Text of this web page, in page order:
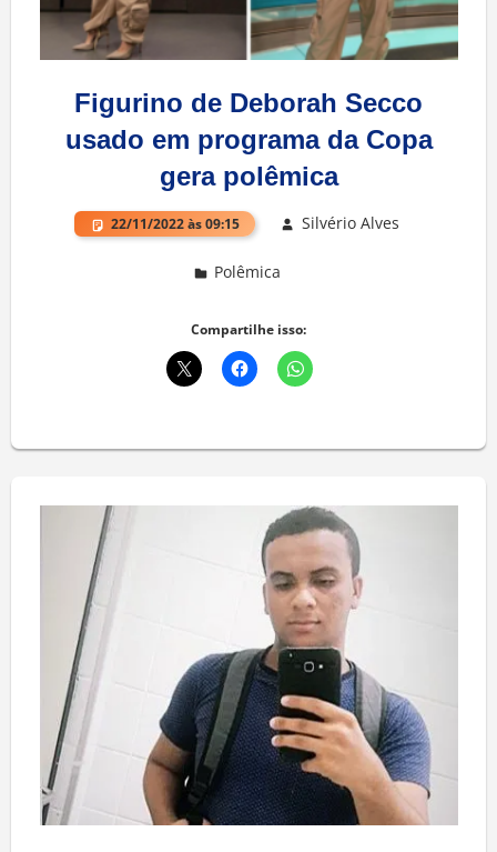
Figurino de Deborah Secco
usado em programa da Copa
gera polêmica
22/11/2022 às 09:15 Silvério Alves
Polêmica
Compartilhe isso: